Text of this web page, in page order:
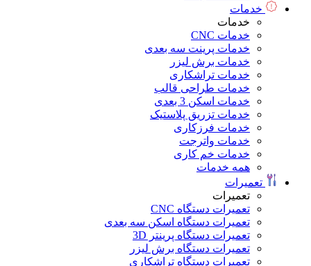
خدمات
خدمات
خدمات CNC
خدمات پرینت سه بعدی
خدمات برش لیزر
خدمات تراشکاری
خدمات طراحی قالب
خدمات اسکن 3 بعدی
خدمات تزریق پلاستیک
خدمات فرزکاری
خدمات واترجت
خدمات خم کاری
همه خدمات
تعمیرات
تعمیرات
تعمیرات دستگاه CNC
تعمیرات دستگاه اسکن سه بعدی
تعمیرات دستگاه پرینتر 3D
تعمیرات دستگاه برش لیزر
تعمیرات دستگاه تراشکاری